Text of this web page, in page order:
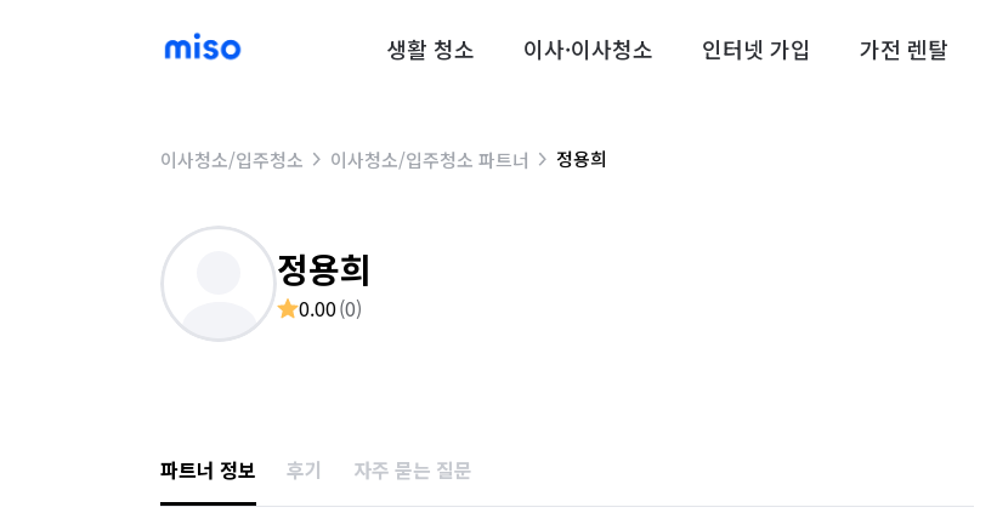
생활 청소 이사·이사청소 인터넷 가입 가전 렌탈
이사청소/입주청소 이사청소/입주청소 파트너 정용희
정용희
0.00(0)
파트너 정보 후기 자주 묻는 질문